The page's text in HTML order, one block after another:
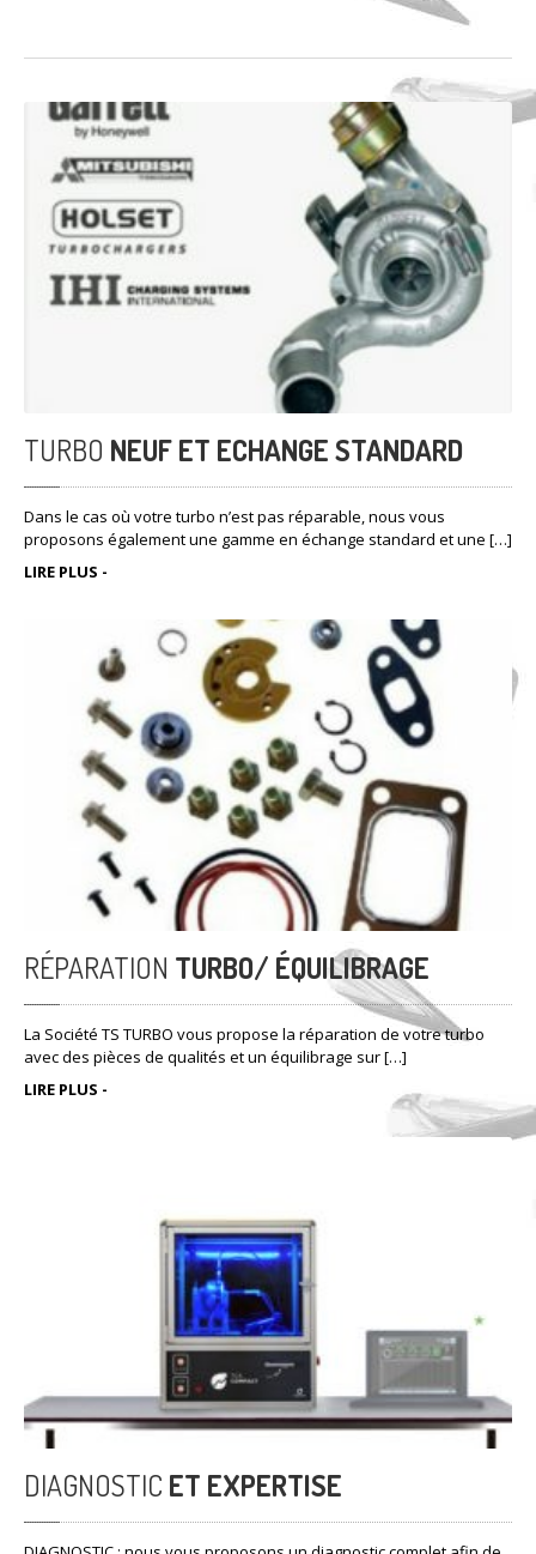
TURBO NEUF ET ECHANGE STANDARD
Dans le cas où votre turbo n’est pas réparable, nous vous
proposons également une gamme en échange standard et une […]
LIRE PLUS -
RÉPARATION TURBO/ ÉQUILIBRAGE
La Société TS TURBO vous propose la réparation de votre turbo
avec des pièces de qualités et un équilibrage sur […]
LIRE PLUS -
DIAGNOSTIC ET EXPERTISE